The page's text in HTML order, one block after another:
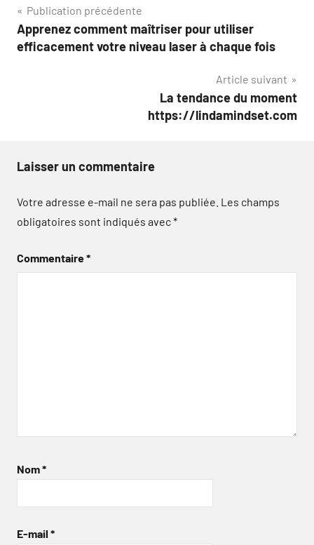
Navigation
de
Publication précédente
Apprenez comment maîtriser pour utiliser
efficacement votre niveau laser à chaque fois
Article suivant
La tendance du moment
https://lindamindset.com
Laisser un commentaire
Votre adresse e-mail ne sera pas publiée. Les champs
obligatoires sont indiqués avec*
Commentaire*
Nom*
E-mail *